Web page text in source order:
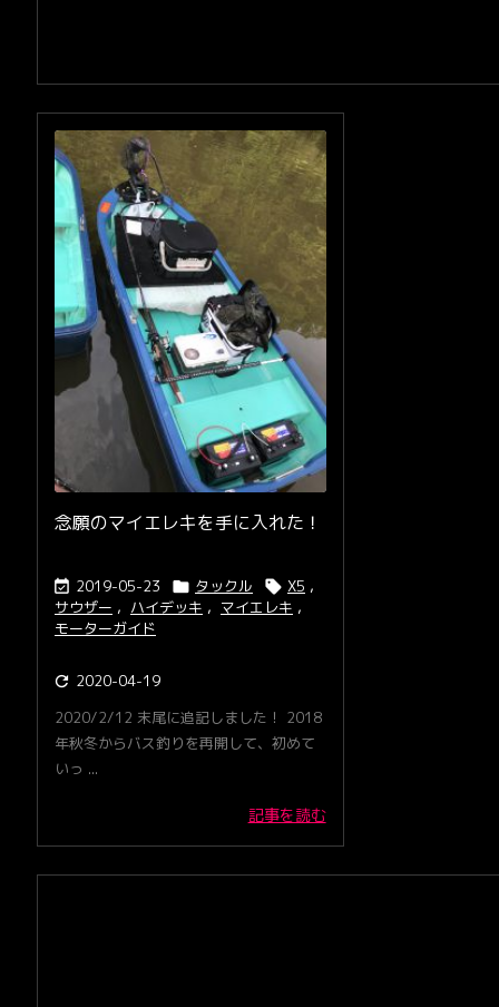
念願のマイエレキを手に入れた！
 2019-05-23  タックル  X5 ,
サウザー , ハイデッキ , マイエレキ ,
モーターガイド
 2020-04-19
2020/2/12 末尾に追記しました！ 2018
年秋冬からバス釣りを再開して、初めて
いっ ...
記事を読む